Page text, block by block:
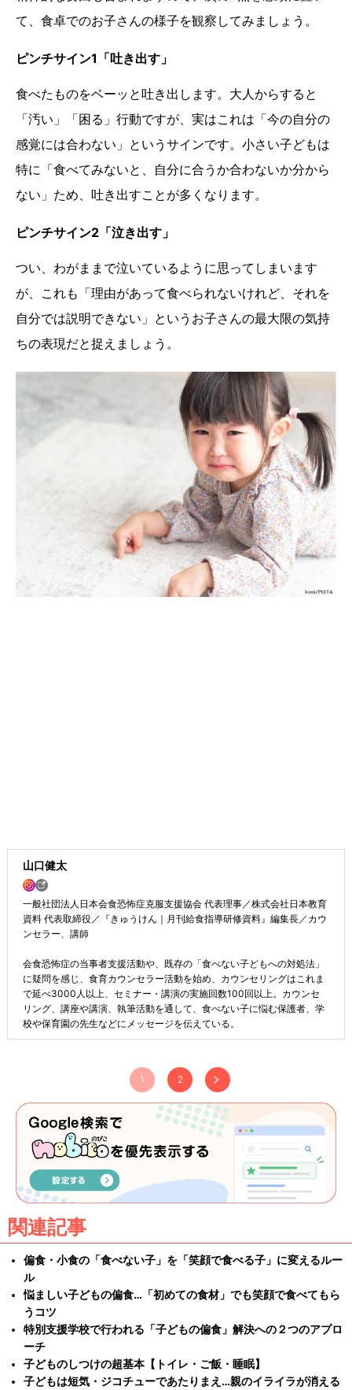
て、食卓でのお子さんの様子を観察してみましょう。
ピンチサイン1「吐き出す」
食べたものをベーッと吐き出します。大人からすると
「汚い」「困る」行動ですが、実はこれは「今の自分の
感覚には合わない」というサインです。小さい子どもは
特に「食べてみないと、自分に合うか合わないか分から
ない」ため、吐き出すことが多くなります。
ピンチサイン2「泣き出す」
つい、わがままで泣いているように思ってしまいます
が、これも「理由があって食べられないけれど、それを
自分では説明できない」というお子さんの最大限の気持
ちの表現だと捉えましょう。
山口健太
一般社団法人日本会食恐怖症克服支援協会 代表理事／株式会社日本教育
資料 代表取締役／『きゅうけん｜月刊給食指導研修資料』編集長／カウ
ンセラー、講師
会食恐怖症の当事者支援活動や、既存の「食べない子どもへの対処法」
に疑問を感じ、食育カウンセラー活動を始め、カウンセリングはこれま
で延べ3000人以上、セミナー・講演の実施回数100回以上。カウンセ
リング、講座や講演、執筆活動を通して、食べない子に悩む保護者、学
校や保育園の先生などにメッセージを伝えている。
1 2
関連記事
偏食・小食の「食べない子」を「笑顔で食べる子」に変えるルー
ル
悩ましい子どもの偏食…「初めての食材」でも笑顔で食べてもら
うコツ
特別支援学校で行われる「子どもの偏食」解決への２つのアプロ
ーチ
子どものしつけの超基本【トイレ・ご飯・睡眠】
子どもは短気・ジコチューであたりまえ…親のイライラが消える